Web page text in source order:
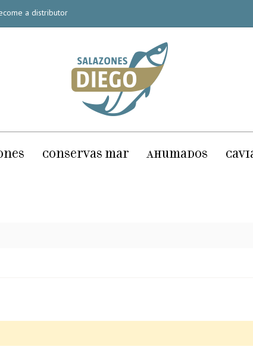
a distributor
Conservas mar Ahumados